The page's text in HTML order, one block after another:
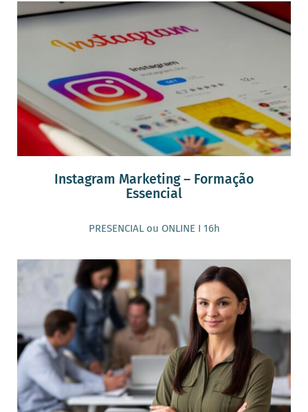
Instagram Marketing – Formação
Essencial
PRESENCIAL ou ONLINE I 16h